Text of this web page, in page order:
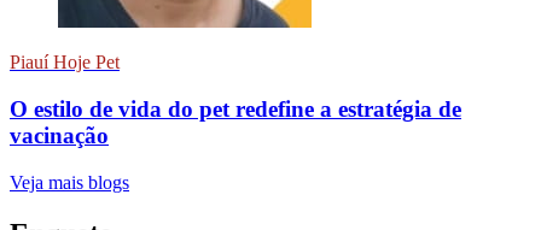
Piauí Hoje Pet
O estilo de vida do pet redefine a estratégia de
vacinação
Veja mais blogs